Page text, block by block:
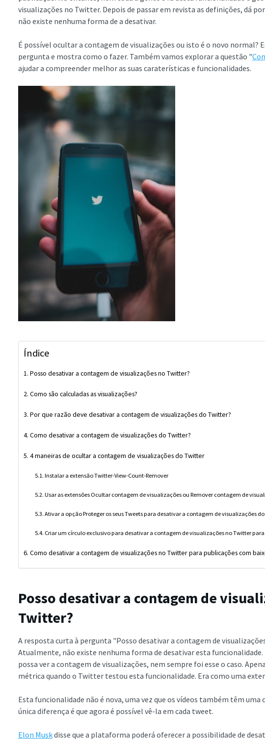
visualizações no Twitter. Depois de passar em revista as definições, dá
não existe nenhuma forma de a desativar.
É possível ocultar a contagem de visualizações ou isto é o novo normal?
pergunta e mostra como o fazer. Também vamos explorar a questão "
ajudar a compreender melhor as suas caraterísticas e funcionalidades.
Índice
Posso desativar a contagem de visualizações no Twitter?
Como são calculadas as visualizações?
Por que razão deve desativar a contagem de visualizações do Twitter?
Como desativar a contagem de visualizações do Twitter?
4 maneiras de ocultar a contagem de visualizações do Twitter
Instalar a extensão Twitter-View-Count-Remover
Usar as extensões Ocultar contagem de visualizações ou Remover contagem de
Ativar a opção Proteger os seus Tweets para desativar a contagem de visualizações
Criar um círculo exclusivo para desativar a contagem de visualizações no Twitter para
Como desativar a contagem de visualizações no Twitter para publicações com
Posso desativar a contagem de
Twitter?
A resposta curta à pergunta "Posso desativar a contagem de
Atualmente, não existe nenhuma forma de desativar esta
possa ver a contagem de visualizações, nem sempre foi esse o caso.
métrica quando o Twitter testou esta funcionalidade. Era como uma
Esta funcionalidade não é nova, uma vez que os vídeos também têm uma
única diferença é que agora é possível vê-la em cada tweet.
Elon Muskdisse que a plataforma poderá oferecer a possibilidade de